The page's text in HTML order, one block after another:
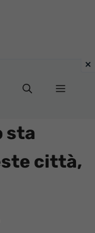
Menu
sta
città,